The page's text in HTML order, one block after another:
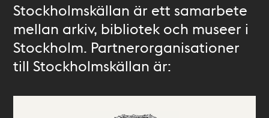
Stockholmskällan är ett samarbete
mellan arkiv, bibliotek och museer i
Stockholm. Partnerorganisationer
till Stockholmskällan är: